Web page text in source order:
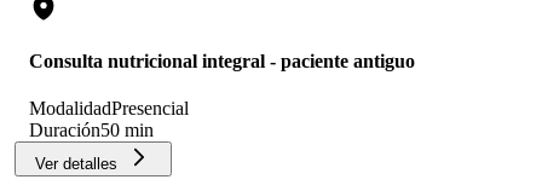
Consulta nutricional integral - paciente antiguo
ModalidadPresencial
Duración50 min
Ver detalles